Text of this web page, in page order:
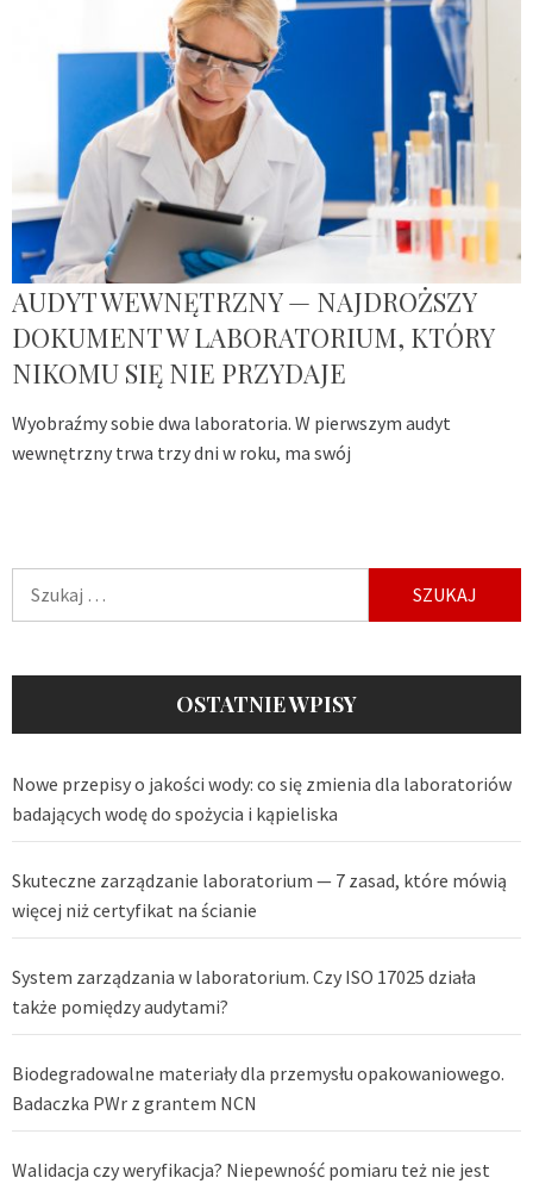
AUDYT WEWNĘTRZNY — NAJDROŻSZY
DOKUMENT W LABORATORIUM, KTÓRY
NIKOMU SIĘ NIE PRZYDAJE
Wyobraźmy sobie dwa laboratoria. W pierwszym audyt
wewnętrzny trwa trzy dni w roku, ma swój
OSTATNIE WPISY
Nowe przepisy o jakości wody: co się zmienia dla laboratoriów
badających wodę do spożycia i kąpieliska
Skuteczne zarządzanie laboratorium — 7 zasad, które mówią
więcej niż certyfikat na ścianie
System zarządzania w laboratorium. Czy ISO 17025 działa
także pomiędzy audytami?
Biodegradowalne materiały dla przemysłu opakowaniowego.
Badaczka PWr z grantem NCN
Walidacja czy weryfikacja? Niepewność pomiaru też nie jest